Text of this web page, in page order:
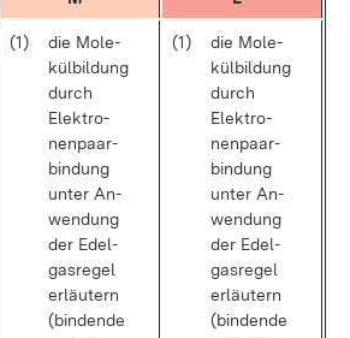
(1)
die Mo­le­
kül­bil­dung
durch
Elek­tro­
nen­paar­
bin­dung
un­ter An­
wen­dung
der Edel­
gas­re­gel
er­läu­tern
(bin­den­de
(1)
die Mo­le­
kül­bil­dung
durch
Elek­tro­
nen­paar­
bin­dung
un­ter An­
wen­dung
der Edel­
gas­re­gel
er­läu­tern
(bin­den­de